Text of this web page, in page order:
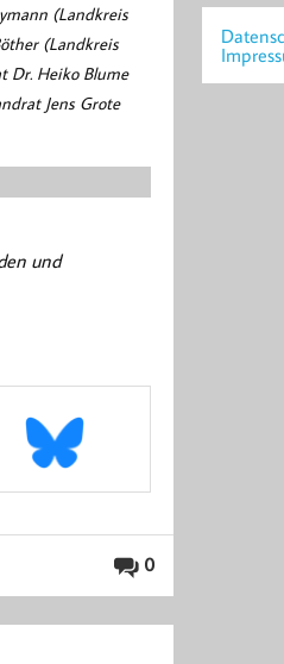
(Landkreis
(Landkreis
Dr. Heiko Blume
Jens Grote
und
0